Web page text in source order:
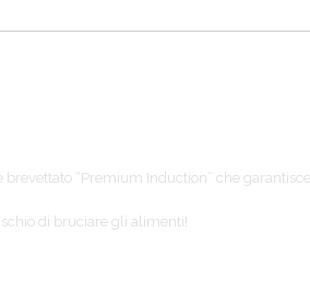
“Premium Induction” che
di bruciare gli alimenti!